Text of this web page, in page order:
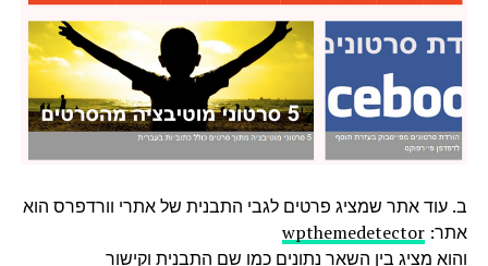
ב. עוד אתר שמציג פרטים לגבי התבנית של אתרי וורדפרס הוא
אתר: wpthemedetector
והוא מציג בין השאר נתונים כמו שם התבנית וקישור